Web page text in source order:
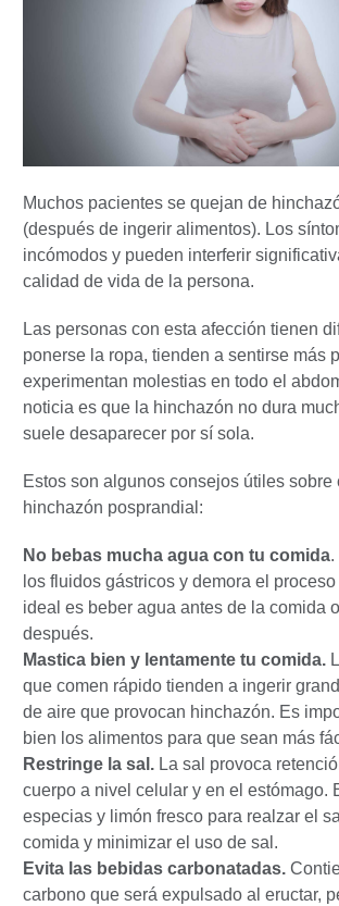
Muchos pacientes se quejan de
(después de ingerir alimentos). Los
incómodos y pueden interferir
calidad de vida de la persona.
Las personas con esta afección tienen
ponerse la ropa, tienden a sentirse más
experimentan molestias en todo el
noticia es que la hinchazón no dura
suele desaparecer por sí sola.
Estos son algunos consejos útiles sobre
hinchazón posprandial:
No bebas mucha agua con tu comida.
los fluidos gástricos y demora el
ideal es beber agua antes de la comida
después.
Mastica bien y lentamente tu comida.
que comen rápido tienden a ingerir
de aire que provocan hinchazón. Es
bien los alimentos para que sean más
Restringe la sal. La sal provoca
cuerpo a nivel celular y en el estómago.
especias y limón fresco para realzar el
comida y minimizar el uso de sal.
Evita las bebidas carbonatadas.
carbono que será expulsado al eructar,